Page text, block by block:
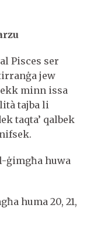
Pisces ser
jew
minn issa
tajba li
taqta’ qalbek
ġimgħa huwa
huma 20, 21,